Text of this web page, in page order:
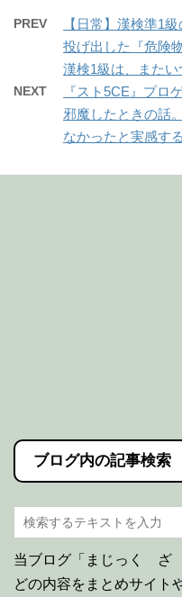
PREV
【日常】漢検準1
投げ出した『危険
漢検1級は、またい
NEXT
『スト5CE』プロ
邪魔したときの話
なかったと実感する
ブログ内の記事検索
当ブログ「まじっく ざ
どの内容をまとめサイト